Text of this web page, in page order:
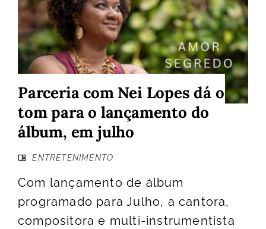
Parceria com Nei Lopes dá o
tom para o lançamento do
álbum, em julho
ENTRETENIMENTO
Com lançamento de álbum
programado para Julho, a cantora,
compositora e multi-instrumentista